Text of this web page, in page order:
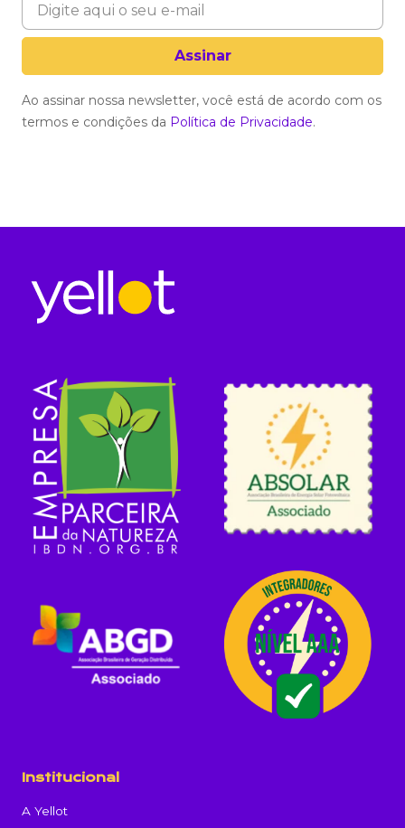
Ao assinar nossa newsletter, você está de acordo com os
termos e condições da Política de Privacidade.
Institucional
A Yellot